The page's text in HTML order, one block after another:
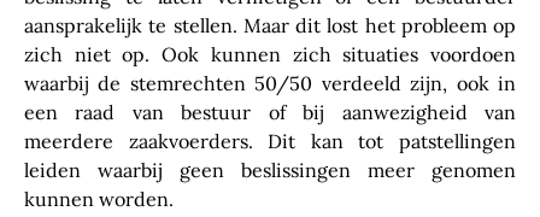
aansprakelijk te stellen. Maar dit lost het probleem op
zich niet op. Ook kunnen zich situaties voordoen
waarbij de stemrechten 50/50 verdeeld zijn, ook in
een raad van bestuur of bij aanwezigheid van
meerdere zaakvoerders. Dit kan tot patstellingen
leiden waarbij geen beslissingen meer genomen
kunnen worden.